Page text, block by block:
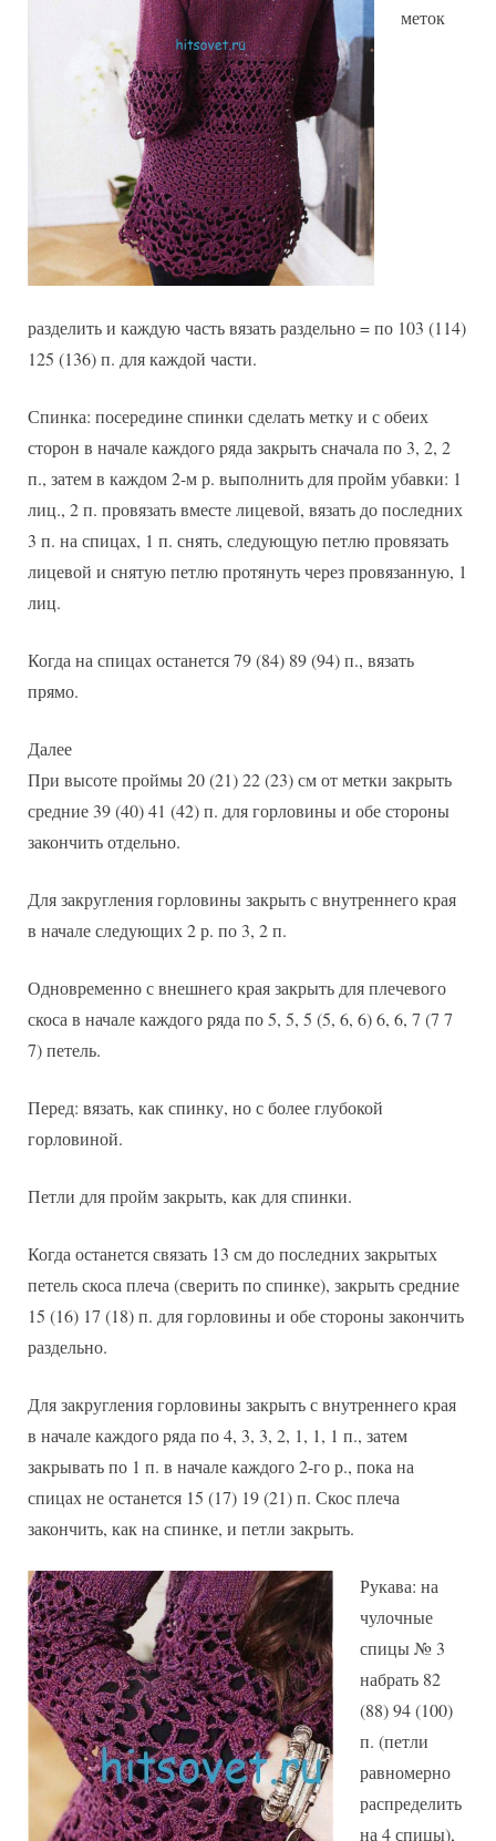
меток
разделить и каждую часть вязать раздельно = по 103 (114)
125 (136) п. для каждой части.
Спинка: посередине спинки сделать метку и с обеих
сторон в начале каждого ряда закрыть сначала по 3, 2, 2
п., затем в каждом 2-м р. выполнить для пройм убавки: 1
лиц., 2 п. провязать вместе лицевой, вязать до последних
3 п. на спицах, 1 п. снять, следующую петлю провязать
лицевой и снятую петлю протянуть через провязанную, 1
лиц.
Когда на спицах останется 79 (84) 89 (94) п., вязать
прямо.
Далее
При высоте проймы 20 (21) 22 (23) см от метки закрыть
средние 39 (40) 41 (42) п. для горловины и обе стороны
закончить отдельно.
Для закругления горловины закрыть с внутреннего края
в начале следующих 2 р. по 3, 2 п.
Одновременно с внешнего края закрыть для плечевого
скоса в начале каждого ряда по 5, 5, 5 (5, 6, 6) 6, 6, 7 (7 7
7) петель.
Перед: вязать, как спинку, но с более глубокой
горловиной.
Петли для пройм закрыть, как для спинки.
Когда останется связать 13 см до последних закрытых
петель скоса плеча (сверить по спинке), закрыть средние
15 (16) 17 (18) п. для горловины и обе стороны закончить
раздельно.
Для закругления горловины закрыть с внутреннего края
в начале каждого ряда по 4, 3, 3, 2, 1, 1, 1 п., затем
закрывать по 1 п. в начале каждого 2-го р., пока на
спицах не останется 15 (17) 19 (21) п. Скос плеча
закончить, как на спинке, и петли закрыть.
Рукава: на
чулочные
спицы № 3
набрать 82
(88) 94 (100)
п. (петли
равномерно
распределить
на 4 спицы),